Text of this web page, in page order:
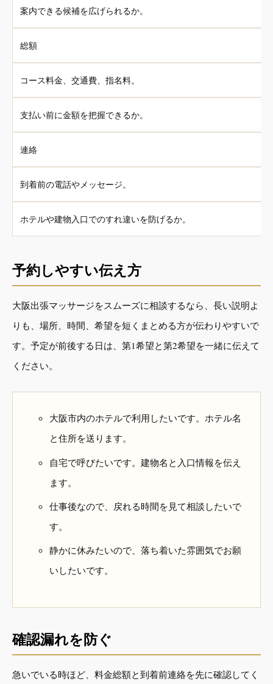
案内できる候補を広げられるか。
総額
コース料金、交通費、指名料。
支払い前に金額を把握できるか。
連絡
到着前の電話やメッセージ。
ホテルや建物入口でのすれ違いを防げるか。
予約しやすい伝え方
大阪出張マッサージをスムーズに相談するなら、長い説明よ
りも、場所、時間、希望を短くまとめる方が伝わりやすいで
す。予定が前後する日は、第1希望と第2希望を一緒に伝えて
ください。
大阪市内のホテルで利用したいです。ホテル名
と住所を送ります。
自宅で呼びたいです。建物名と入口情報を伝え
ます。
仕事後なので、戻れる時間を見て相談したいで
す。
静かに休みたいので、落ち着いた雰囲気でお願
いしたいです。
確認漏れを防ぐ
急いでいる時ほど、料金総額と到着前連絡を先に確認してく